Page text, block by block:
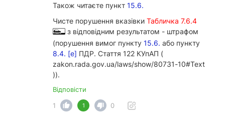
Також читаєте пункт 15.6.
Чисте порушення вказівки Табличка 7.6.4
з відповідним результатом - штрафом
(порушення вимог пункту 15.6. або пункту
8.4. [е] ПДР. Стаття 122 КУпАП (
zakon.rada.gov.ua/laws/show/80731-10#Text
)).
Відповісти
1
1 0